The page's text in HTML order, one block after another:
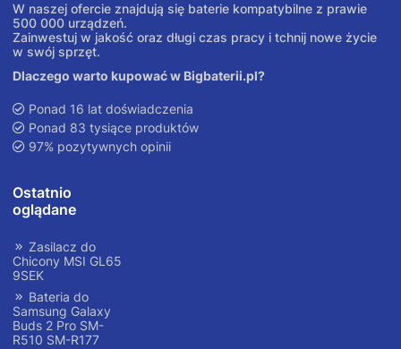
W naszej ofercie znajdują się baterie kompatybilne z prawie
500 000 urządzeń.
Zainwestuj w jakość oraz długi czas pracy i tchnij nowe życie
w swój sprzęt.
Dlaczego warto kupować w Bigbaterii.pl?
Ponad 16 lat doświadczenia
Ponad 83 tysiące produktów
97% pozytywnych opinii
Ostatnio
oglądane
Zasilacz do
Chicony MSI GL65
9SEK
Bateria do
Samsung Galaxy
Buds 2 Pro SM-
R510 SM-R177